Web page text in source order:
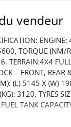
vendeur
TORQUE (NM/
TERRAIN:4X4
– FRONT, REAR
(L) 5145 X (W)
3120, TYRES
TANK